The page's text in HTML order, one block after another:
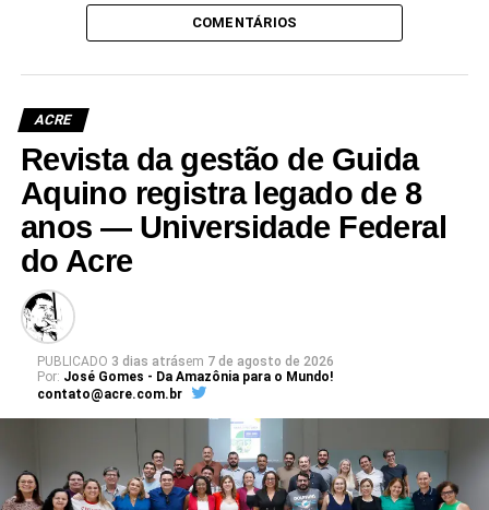
COMENTÁRIOS
ACRE
Revista da gestão de Guida
Aquino registra legado de 8
anos — Universidade Federal
do Acre
PUBLICADO 3 dias atrásem 7 de agosto de 2026
Por: José Gomes - Da Amazônia para o Mundo!
contato@acre.com.br